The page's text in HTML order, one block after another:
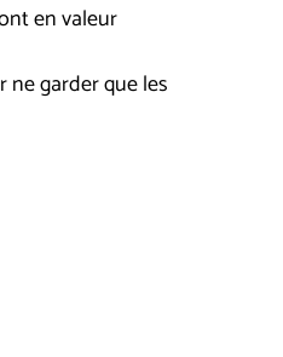
en valeur
garder que les